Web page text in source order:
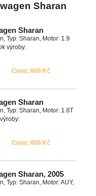
Sharan
Sharan
Typ: Sharan, Motor: 1.9
výroby:
Cena: 800 Kč
Sharan
Typ: Sharan, Motor: 1.8T
Cena: 800 Kč
Sharan, 2005
Typ: Sharan, Motor: AUY,